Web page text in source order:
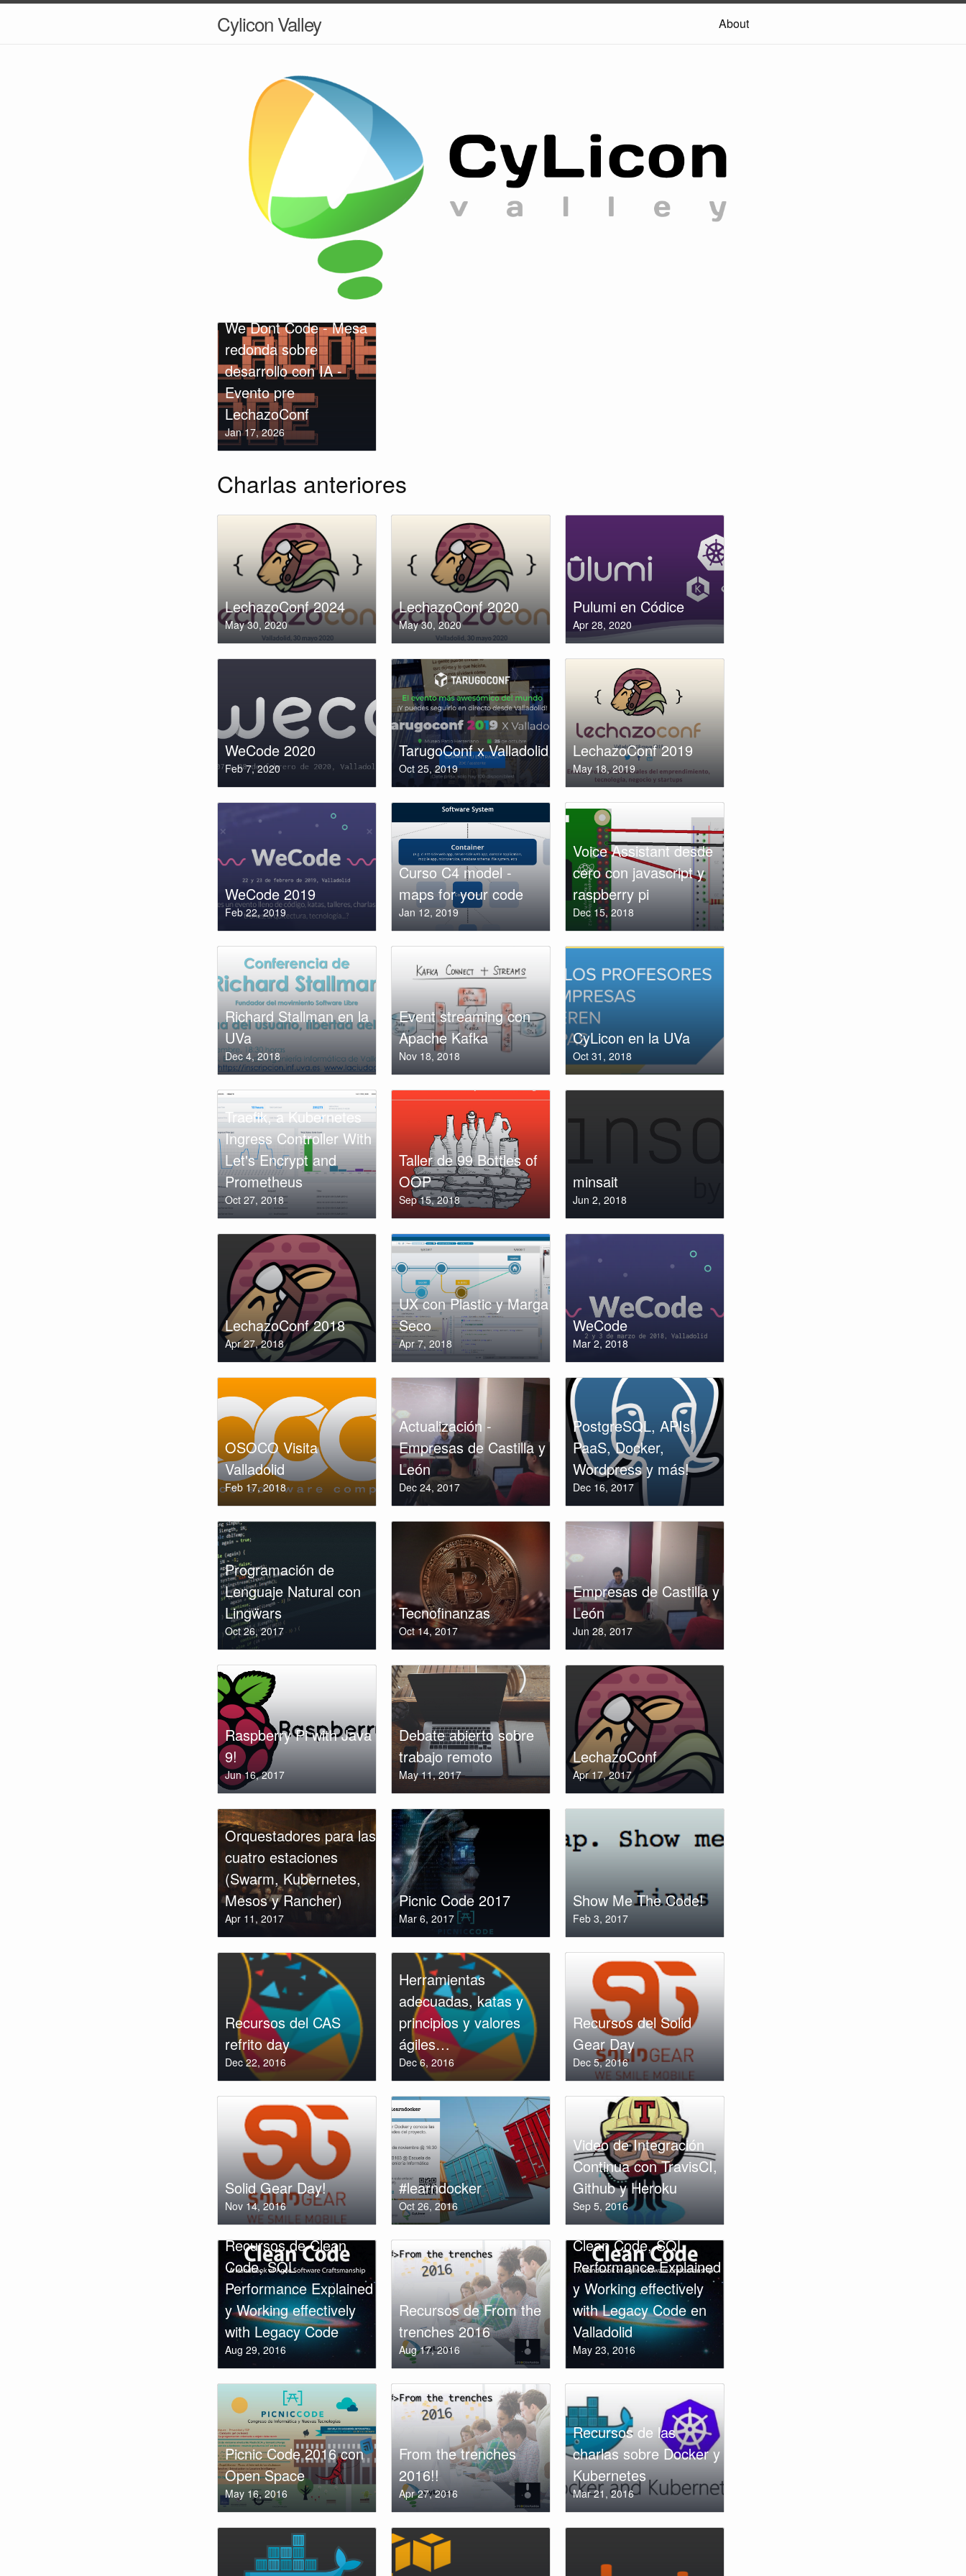
Cylicon Valley About
We Dont Code - Mesa
redonda sobre
desarrollo con IA -
Evento pre
LechazoConf
Jan 17, 2026
Charlas anteriores
LechazoConf 2024
May 30, 2020
LechazoConf 2020
May 30, 2020
Pulumi en Códice
Apr 28, 2020
WeCode 2020
Feb 7, 2020
TarugoConf x Valladolid
Oct 25, 2019
LechazoConf 2019
May 18, 2019
WeCode 2019
Feb 22, 2019
Curso C4 model -
maps for your code
Jan 12, 2019
Voice Assistant desde
cero con javascript y
raspberry pi
Dec 15, 2018
Richard Stallman en la
UVa
Dec 4, 2018
Event streaming con
Apache Kafka
Nov 18, 2018
CyLicon en la UVa
Oct 31, 2018
Traefik, a Kubernetes
Ingress Controller With
Let's Encrypt and
Prometheus
Oct 27, 2018
Taller de 99 Bottles of
OOP
Sep 15, 2018
minsait
Jun 2, 2018
LechazoConf 2018
Apr 27, 2018
UX con Plastic y Marga
Seco
Apr 7, 2018
WeCode
Mar 2, 2018
OSOCO Visita
Valladolid
Feb 17, 2018
Actualización -
Empresas de Castilla y
León
Dec 24, 2017
PostgreSQL, APIs,
PaaS, Docker,
Wordpress y más!
Dec 16, 2017
Programación de
Lenguaje Natural con
Lingẅars
Oct 26, 2017
Tecnofinanzas
Oct 14, 2017
Empresas de Castilla y
León
Jun 28, 2017
Raspberry Pi with Java
9!
Jun 16, 2017
Debate abierto sobre
trabajo remoto
May 11, 2017
LechazoConf
Apr 17, 2017
Orquestadores para las
cuatro estaciones
(Swarm, Kubernetes,
Mesos y Rancher)
Apr 11, 2017
Picnic Code 2017
Mar 6, 2017
Show Me The Code!
Feb 3, 2017
Recursos del CAS
refrito day
Dec 22, 2016
Herramientas
adecuadas, katas y
principios y valores
ágiles…
Dec 6, 2016
Recursos del Solid
Gear Day
Dec 5, 2016
Solid Gear Day!
Nov 14, 2016
#learndocker
Oct 26, 2016
Video de Integración
Continua con TravisCI,
Github y Heroku
Sep 5, 2016
Recursos de Clean
Code, SQL
Performance Explained
y Working effectively
with Legacy Code
Aug 29, 2016
Recursos de From the
trenches 2016
Aug 17, 2016
Clean Code, SQL
Performance Explained
y Working effectively
with Legacy Code en
Valladolid
May 23, 2016
Picnic Code 2016 con
Open Space
May 16, 2016
From the trenches
2016!!
Apr 27, 2016
Recursos de las
charlas sobre Docker y
Kubernetes
Mar 21, 2016